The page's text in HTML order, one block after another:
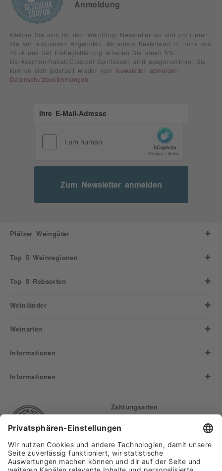
Anmeldung
Melden Sie sich für den WeinShop Newsletter an und profitieren
Sie von exklusiven Angeboten. Ab einem Bestellwert in Höhe von
49,-€ und bei Erstregistrierung erhalten Sie einen 5%
Dankeschön-Rabatt-Coupon! Spirituosen sind ausgenommen. Sie
können sich jederzeit wieder vom Newsletter abmelden !
Datenschutzbestimmungen
Zum Newsletter anmelden
Pfälzer Weingüter
Top 5 Weinregionen
Top 5 Rebsorten
Weinländer
Weinarten
Informationen
Informationen
Zahlungsarten